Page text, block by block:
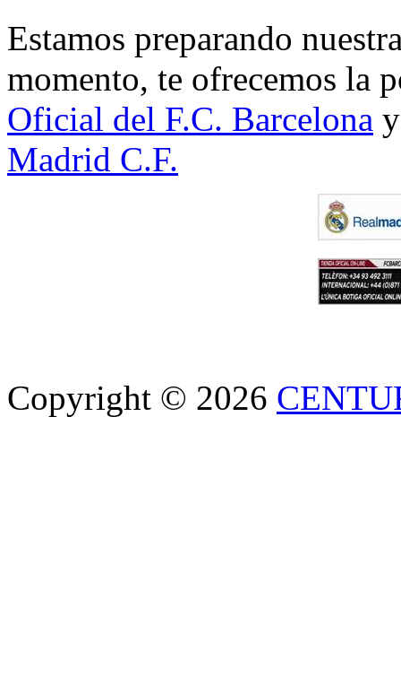
Estamos preparando
momento, te ofrecemos la
Oficial del F.C. Barcelona
Madrid C.F.
Copyright © 2026